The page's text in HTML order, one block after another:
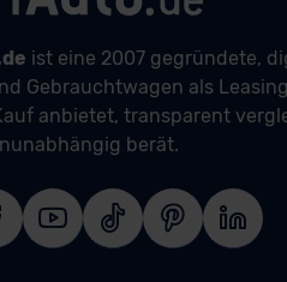
ist eine 2007 gegründete,
Gebrauchtwagen als
anbietet, transparent
berät.